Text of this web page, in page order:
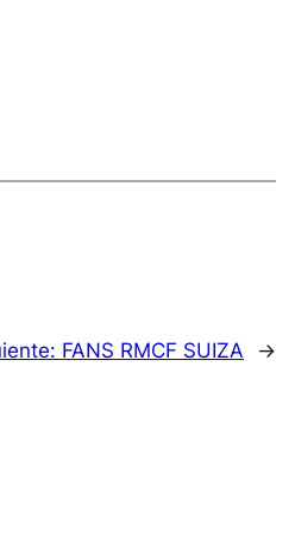
FANS RMCF SUIZA →